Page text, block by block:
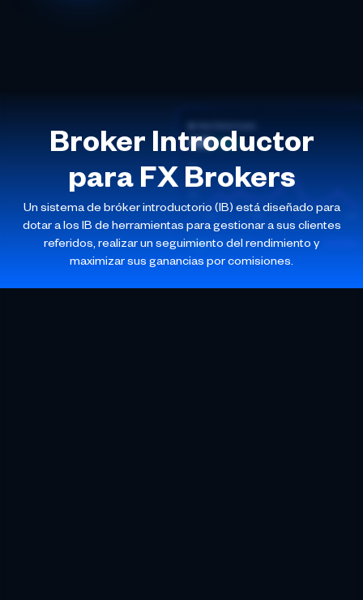
Broker Introductor
para FX Brokers
Un sistema de bróker introductorio (IB) está diseñado para
dotar a los IB de herramientas para gestionar a sus clientes
referidos, realizar un seguimiento del rendimiento y
maximizar sus ganancias por comisiones.